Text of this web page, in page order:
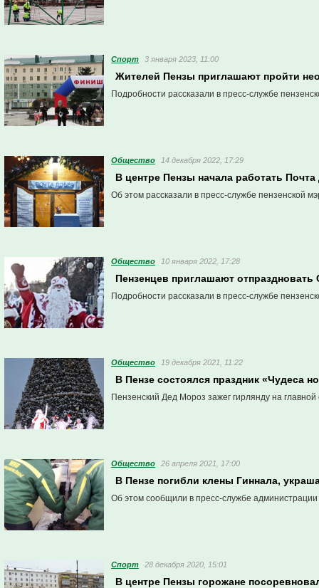
Спорт 3 января 2023, 11:00
Жителей Пензы приглашают пройти
Подробности рассказали в пресс-службе
Общество 14 декабря 2022, 17:29
В центре Пензы начала работать
Об этом рассказали в пресс-службе пензенской
Общество 10 января 2022, 17:28
Пензенцев приглашают
Подробности рассказали в пресс-службе
Общество 19 декабря 2021, 11:22
В Пензе состоялся праздник «Чудеса
Пензенский Дед Мороз зажег гирлянду на
Общество 26 апреля 2021, 17:00
В Пензе погибли клены Гиннала,
Об этом сообщили в пресс-службе
Спорт 28 декабря 2020, 15:01
В центре Пензы горожане